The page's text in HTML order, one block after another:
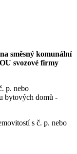
směsný komunální
svozové firmy
p. nebo
bytových domů -
s č. p. nebo